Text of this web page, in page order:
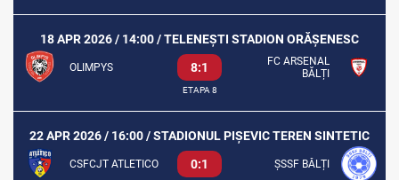
18 APR 2026 / 14:00 / TELENEȘTI STADION ORĂȘENESC
OLIMPYS 8:1
FC ARSENAL
BĂLȚI
ETAPA 8
22 APR 2026 / 16:00 / STADIONUL PIȘEVIC TEREN SINTETIC
CSFCJT ATLETICO 0:1 ȘSSF BĂLȚI